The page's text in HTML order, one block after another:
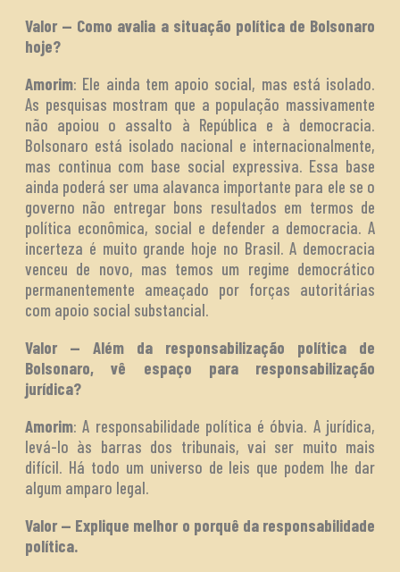
Valor — Como avalia a situação política de Bolsonaro
hoje?
Amorim: Ele ainda tem apoio social, mas está isolado.
As pesquisas mostram que a população massivamente
não apoiou o assalto à República e à democracia.
Bolsonaro está isolado nacional e internacionalmente,
mas continua com base social expressiva. Essa base
ainda poderá ser uma alavanca importante para ele se o
governo não entregar bons resultados em termos de
política econômica, social e defender a democracia. A
incerteza é muito grande hoje no Brasil. A democracia
venceu de novo, mas temos um regime democrático
permanentemente ameaçado por forças autoritárias
com apoio social substancial.
Valor — Além da responsabilização política de
Bolsonaro, vê espaço para responsabilização
jurídica?
Amorim: A responsabilidade política é óbvia. A jurídica,
levá-lo às barras dos tribunais, vai ser muito mais
difícil. Há todo um universo de leis que podem lhe dar
algum amparo legal.
Valor — Explique melhor o porquê da responsabilidade
política.